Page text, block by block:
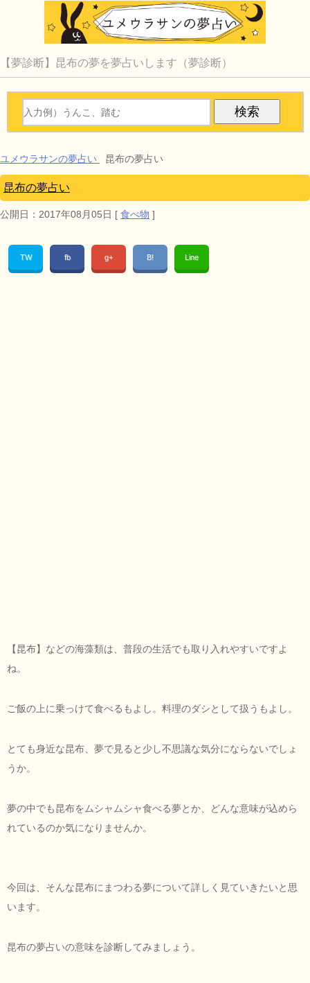
【夢診断】昆布の夢を夢占いします（夢診断）
ユメウラサンの夢占い 昆布の夢占い
昆布の夢占い
公開日： 2017年08月05日 [ 食べ物 ]
TW fb g+ B! Line
【昆布】などの海藻類は、普段の生活でも取り入れやすいですよ
ね。
ご飯の上に乗っけて食べるもよし。料理のダシとして扱うもよし。
とても身近な昆布、夢で見ると少し不思議な気分にならないでしょ
うか。
夢の中でも昆布をムシャムシャ食べる夢とか、どんな意味が込めら
れているのか気になりませんか。
今回は、そんな昆布にまつわる夢について詳しく見ていきたいと思
います。
昆布の夢占いの意味を診断してみましょう。